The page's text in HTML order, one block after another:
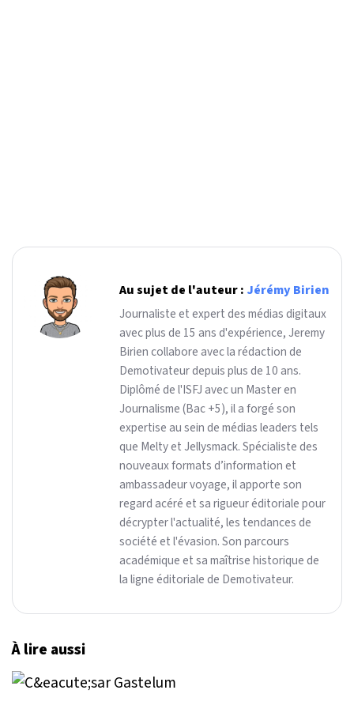
Au sujet de l'auteur : Jérémy Birien
Journaliste et expert des médias digitaux
avec plus de 15 ans d'expérience, Jeremy
Birien collabore avec la rédaction de
Demotivateur depuis plus de 10 ans.
Diplômé de l'ISFJ avec un Master en
Journalisme (Bac +5), il a forgé son
expertise au sein de médias leaders tels
que Melty et Jellysmack. Spécialiste des
nouveaux formats d’information et
ambassadeur voyage, il apporte son
regard acéré et sa rigueur éditoriale pour
décrypter l'actualité, les tendances de
société et l'évasion. Son parcours
académique et sa maîtrise historique de
la ligne éditoriale de Demotivateur.
À lire aussi